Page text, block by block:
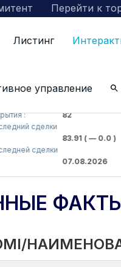
Перейти к
Листинг
управление
:
82
сделки
83.91( — 0.0 )
сделки
07.08.2026